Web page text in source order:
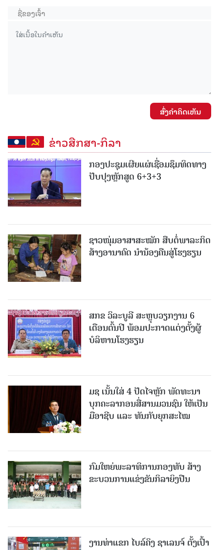
ສົ່ງຄໍາຄິດເຫັນ
ຂ່າວສືກສາ-ກິລາ
ກອງປະຊຸມເຜີຍແຜ່ເຊື່ອມຊຶມທິດທາງ
ປັບປຸງຫຼັກສູດ 6+3+3
ຊາວໜຸ່ມອາສາສະໝັກ ສືບຕໍ່ພາລະກິດ
ສ້າງອານາຄົດ ນໍານ້ອງຄືນສູ່ໂຮງຮຽນ
ສກຂ ວິລະບູລີ ສະຫຼຸບວຽກງານ 6
ເດືອນຕົ້ນປີ ພ້ອມປະກາດແຕ່ງຕັ້ງຜູ້
ບໍລິຫານໂຮງຮຽນ
ມຊ ເນັ້ນໃສ່ 4 ປັດໄຈຫຼັກ ພັດທະນາ
ບຸກຄະລາກອນສື່ສານມວນຊົນ ໃຫ້ເປັນ
ມືອາຊີບ ແລະ ທັນກັບຍຸກສະໄໝ
ກົມໃຫຍ່ພະລາທິການກອງທັບ ສ້າງ
ຂະບວນການແຂ່ງຂັນກິລາຍິງປືນ
ງານທ່າແຂກ ໄບລ໌ຄິງ ຊາເລນຈ໌ ຕັ້ງເປົ້າ